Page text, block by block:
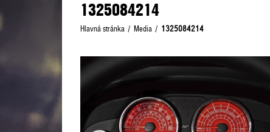
1325084214
Hlavná stránka / Media / 1325084214